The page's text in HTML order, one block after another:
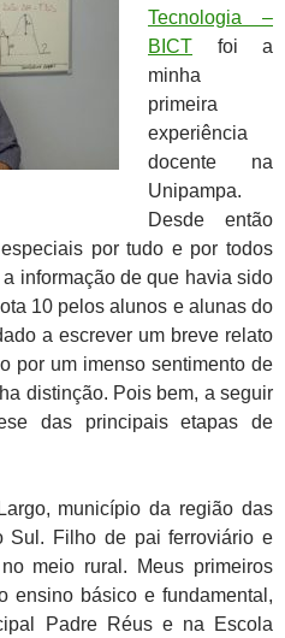
Tecnologia –
BICT foi a
minha
primeira
experiência
docente na
Unipampa.
Desde então
por tudo e por todos
informação de que havia sido
10 pelos alunos e alunas do
a escrever um breve relato
por um imenso sentimento de
distinção. Pois bem, a seguir
das principais etapas de
município da região das
Sul. Filho de pai ferroviário e
meio rural. Meus primeiros
ensino básico e fundamental,
Padre Réus e na Escola